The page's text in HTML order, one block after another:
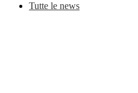
Tutte le news